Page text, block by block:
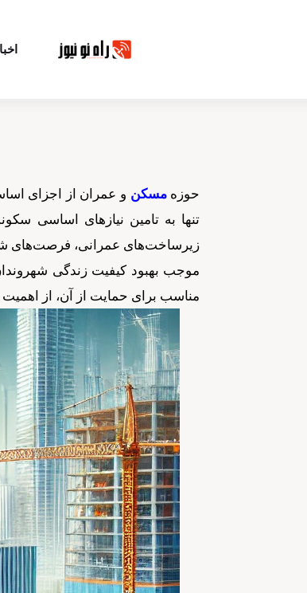
حوزهمسکن و عمران از اجزای
تنها به تامین نیازهای اساسی
زیرساخت‌های عمرانی، فرصت‌های
موجب بهبود کیفیت زندگی
مناسب برای حمایت از آن، از